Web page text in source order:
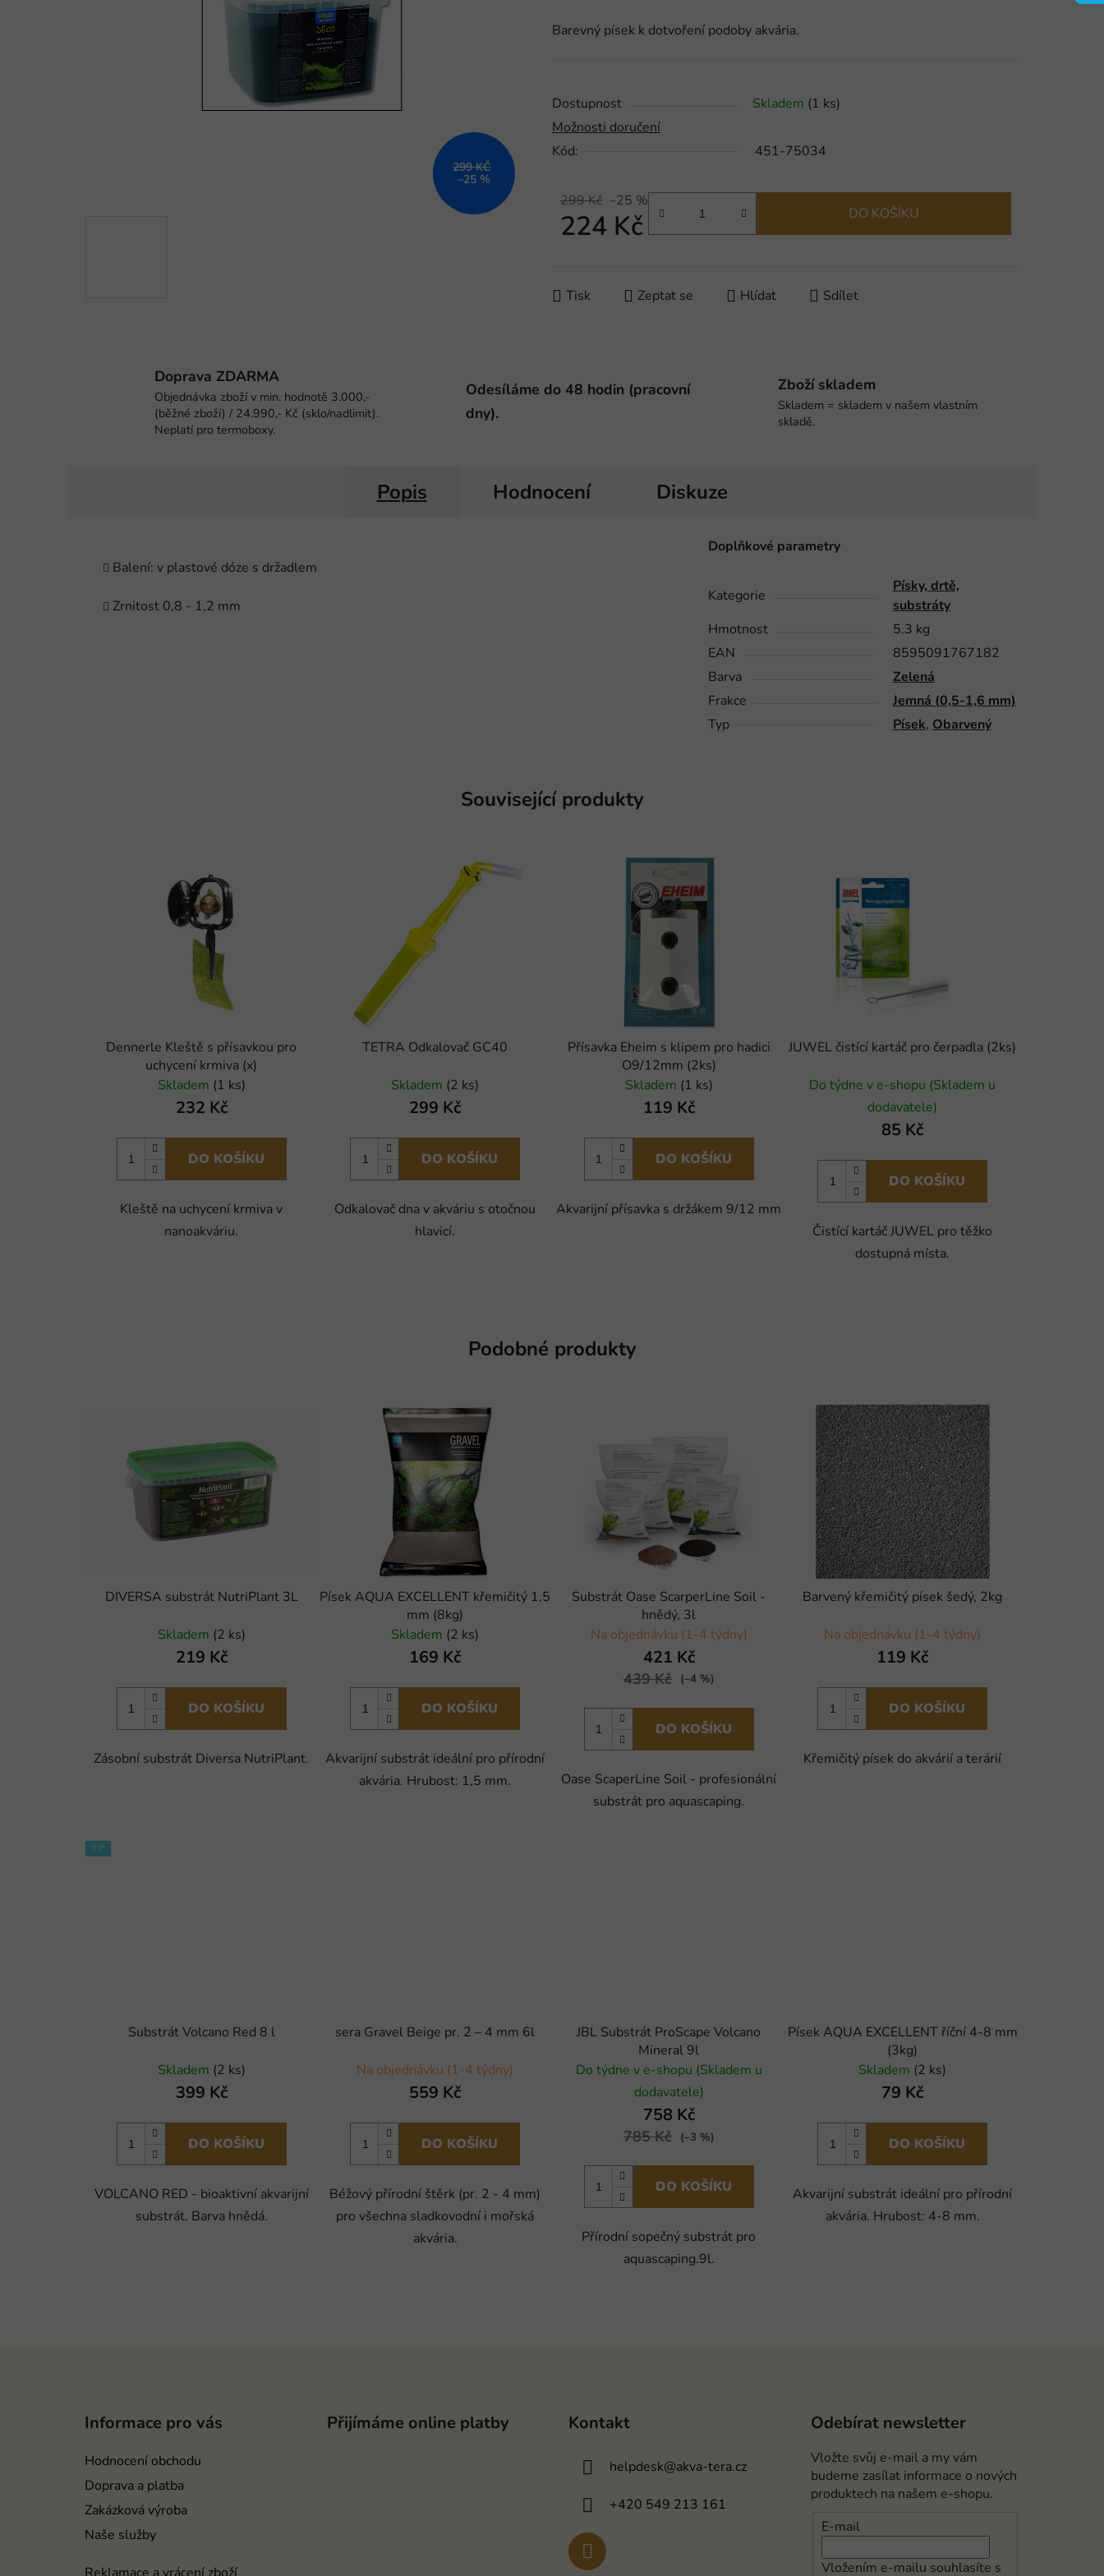
je
5
hvězdiček.
Barevný písek k dotvoření podoby akvária.
Dostupnost Skladem (1 ks)
Možnosti doručení
Kód:
451-75034
299 Kč –25 %
224 Kč DO KOŠÍKU
Tisk Zeptat se Hlídat Sdílet
299 KČ
–25 %
Doprava ZDARMA
Objednávka zboží v min. hodnotě 3.000,-
(běžné zboží) / 24.990,- Kč (sklo/nadlimit).
Neplatí pro termoboxy.
Odesíláme do 48 hodin (pracovní
dny).
Zboží skladem
Skladem = skladem v našem vlastním
skladě.
Popis Hodnocení Diskuze
Balení: v plastové dóze s držadlem
Zrnitost 0,8 - 1,2 mm
Doplňkové parametry
Kategorie
Písky, drtě,
substráty
Hmotnost
5.3 kg
EAN
8595091767182
Barva
Zelená
Frakce
Jemná (0,5-1,6 mm)
Typ
Písek, Obarvený
Související produkty
Dennerle Kleště s přísavkou pro
uchycení krmiva (x)
Skladem (1 ks)
232 Kč
DO KOŠÍKU
Kleště na uchycení krmiva v
nanoakváriu.
TETRA Odkalovač GC40
Skladem (2 ks)
299 Kč
DO KOŠÍKU
Odkalovač dna v akváriu s otočnou
hlavicí.
Přísavka Eheim s klipem pro hadici
O9/12mm (2ks)
Skladem (1 ks)
119 Kč
DO KOŠÍKU
Akvarijní přísavka s držákem 9/12 mm
JUWEL čistící kartáč pro čerpadla (2ks)
Do týdne v e-shopu (Skladem u
dodavatele)
85 Kč
DO KOŠÍKU
Čistící kartáč JUWEL pro těžko
dostupná místa.
Podobné produkty
DIVERSA substrát NutriPlant 3L
Skladem (2 ks)
219 Kč
DO KOŠÍKU
Zásobní substrát Diversa NutriPlant.
Písek AQUA EXCELLENT křemičitý 1,5
mm (8kg)
Skladem (2 ks)
169 Kč
DO KOŠÍKU
Akvarijní substrát ideální pro přírodní
akvária. Hrubost: 1,5 mm.
Substrát Oase ScarperLine Soil -
hnědý, 3l
Na objednávku (1-4 týdny)
421 Kč
439 Kč (–4 %)
DO KOŠÍKU
Oase ScaperLine Soil - profesionální
substrát pro aquascaping.
Barvený křemičitý písek šedý, 2kg
Na objednávku (1-4 týdny)
119 Kč
DO KOŠÍKU
Křemičitý písek do akvárií a terárií
TIP
Substrát Volcano Red 8 l
Skladem (2 ks)
399 Kč
DO KOŠÍKU
VOLCANO RED - bioaktivní akvarijní
substrát. Barva hnědá.
sera Gravel Beige pr. 2 – 4 mm 6l
Na objednávku (1-4 týdny)
559 Kč
DO KOŠÍKU
Béžový přírodní štěrk (pr. 2 - 4 mm)
pro všechna sladkovodní i mořská
akvária.
JBL Substrát ProScape Volcano
Mineral 9l
Do týdne v e-shopu (Skladem u
dodavatele)
758 Kč
785 Kč (–3 %)
DO KOŠÍKU
Přírodní sopečný substrát pro
aquascaping.9l.
Písek AQUA EXCELLENT říční 4-8 mm
(3kg)
Skladem (2 ks)
79 Kč
DO KOŠÍKU
Akvarijní substrát ideální pro přírodní
akvária. Hrubost: 4-8 mm.
Informace pro vás
Hodnocení obchodu
Doprava a platba
Zakázková výroba
Naše služby
Přijímáme online platby Kontakt
helpdesk@akva-tera.cz
+420 549 213 161
Odebírat newsletter
Vložte svůj e-mail a my vám
budeme zasílat informace o nových
produktech na našem e-shopu.
E-mail
Vložením e-mailu souhlasíte s